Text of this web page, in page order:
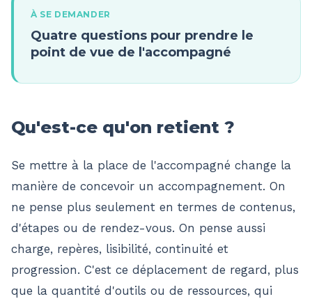
À SE DEMANDER
Quatre questions pour prendre le
point de vue de l'accompagné
Qu'est-ce qu'on retient ?
Se mettre à la place de l'accompagné change la
manière de concevoir un accompagnement. On
ne pense plus seulement en termes de contenus,
d'étapes ou de rendez-vous. On pense aussi
charge, repères, lisibilité, continuité et
progression. C'est ce déplacement de regard, plus
que la quantité d'outils ou de ressources, qui